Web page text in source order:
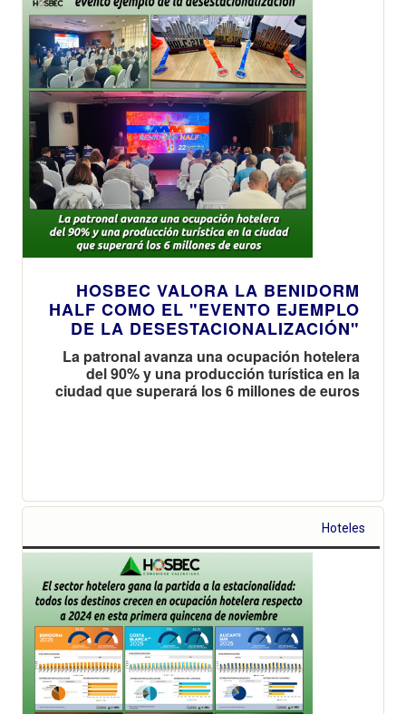
HOSBEC VALORA LA BENIDORM
HALF COMO EL "EVENTO EJEMPLO
DE LA DESESTACIONALIZACIÓN"
La patronal avanza una ocupación hotelera
del 90% y una producción turística en la
ciudad que superará los 6 millones de euros
Hoteles